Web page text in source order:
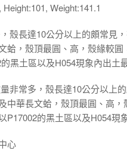
Weight:141.1
殼長達10公分以上的頗常見
蛤，殼頂最圓、高，殼緣較
黑土區以及H054現象內出土
非常多，殼長達10公分以上
中華長文蛤，殼頂最圓、高
P17002的黑土區以及H054現
心